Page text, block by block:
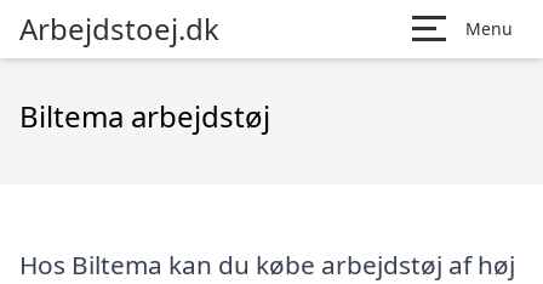
Arbejdstoej.dk Menu
Biltema arbejdstøj
Hos Biltema kan du købe arbejdstøj af høj